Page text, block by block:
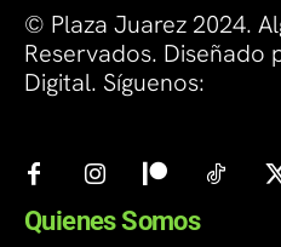
© Plaza Juarez 2024.
Reservados. Diseñado
Digital. Síguenos:
Quienes Somos